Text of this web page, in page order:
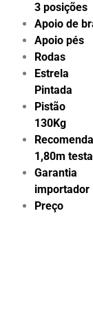
3 posições
Pintada
130Kg
1,80m
importador